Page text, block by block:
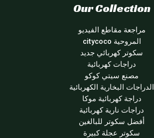
Our Collection
مراجعة مقاطع الفيديو
المروحية citycoco
سكوتر كهربائي جديد
دراجات كهربائية
مصنع سيتي كوكو
الدراجات البخارية الكهربائية
دراجة كهربائية موكا
دراجات نارية كهربائية
أفضل سكوتر للبالغين
سكوتر عجلة كبيرة